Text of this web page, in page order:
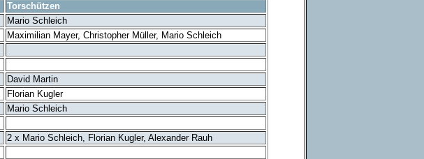
Torschützen
Mario Schleich
Maximilian Mayer, Christopher Müller, Mario Schleich
David Martin
Florian Kugler
Mario Schleich
2 x Mario Schleich, Florian Kugler, Alexander Rauh